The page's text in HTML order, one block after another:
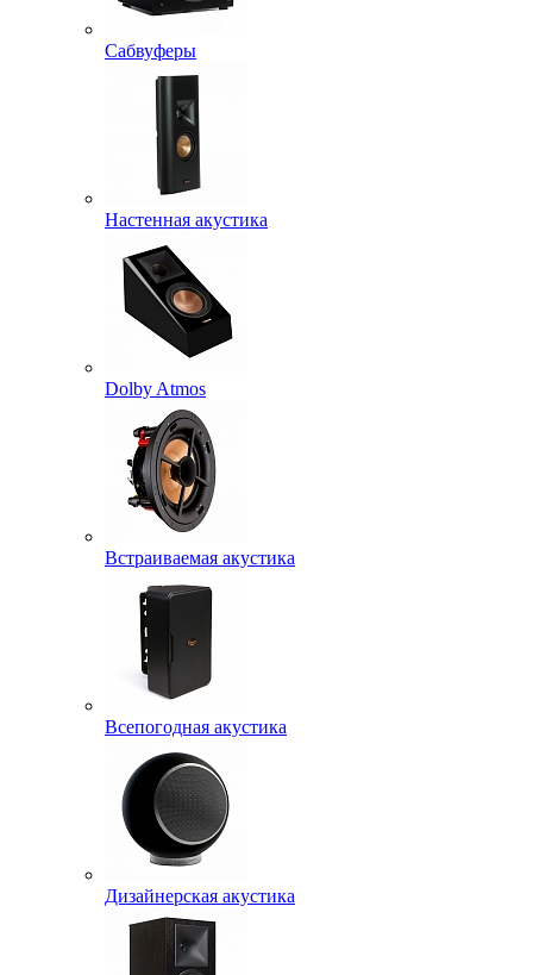
Сабвуферы
Настенная акустика
Dolby Atmos
Встраиваемая акустика
Всепогодная акустика
Дизайнерская акустика